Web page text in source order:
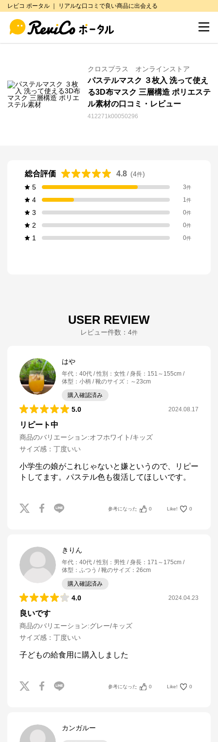
レビコ ポータル ｜ リアルな口コミで良い商品に出会える
クロスプラス オンラインストア
パステルマスク ３枚入 洗って使え
る3D布マスク 三層構造 ポリエステ
ル素材の口コミ・レビュー
412271k00050296
総合評価 4.8 (4件)
5
3件
4 1件
3 0件
2 0件
1 0件
USER REVIEW
レビュー件数： 4件
はや
年代 ： 40代 性別 ： 女性 身長 ： 151～155cm
体型 ： 小柄 靴のサイズ ： ～23cm
購入確認済み
5.0 2024.08.17
リピート中
商品のバリエーション:オフホワイト/キッズ
サイズ感 ： 丁度いい
小学生の娘がこれじゃないと嫌というので、リピー
トしてます。パステル色も復活してほしいです。
参考になった 0 Like! 0
きりん
年代 ： 40代 性別 ： 男性 身長 ： 171～175cm
体型 ： ふつう 靴のサイズ ： 26cm
購入確認済み
4.0 2024.04.23
良いです
商品のバリエーション:グレー/キッズ
サイズ感 ： 丁度いい
子どもの給食用に購入しました
参考になった 0 Like! 0
カンガルー